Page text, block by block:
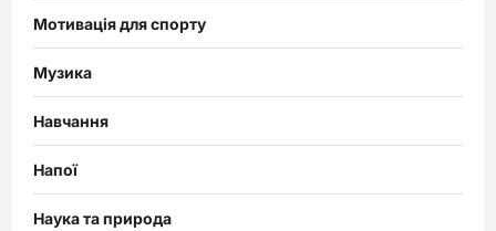
Мотивація для спорту
Музика
Навчання
Напої
Наука та природа